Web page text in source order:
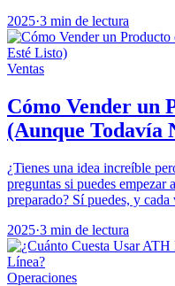
2025·3 min de lectura
Ventas
Cómo Vender un
(Aunque Todavía
¿Tienes una idea increíble
preguntas si puedes empezar
preparado? Sí puedes, y
2025·3 min de lectura
Operaciones